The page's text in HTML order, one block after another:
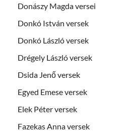
Donászy Magda versei
Donkó István versek
Donkó László versek
Drégely László versek
Dsida Jenő versek
Egyed Emese versek
Elek Péter versek
Fazekas Anna versek